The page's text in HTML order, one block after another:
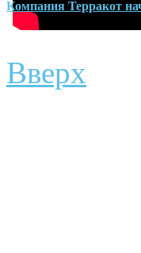
Компания Терракот
Вверх